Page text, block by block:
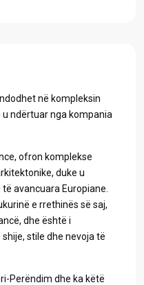
në kompleksin
u ndërtuar nga kompania
ofron komplekse
duke u
avancuara Europiane.
e rrethinës së saj,
dhe është i
stile dhe nevoja të
Perëndim dhe ka këtë